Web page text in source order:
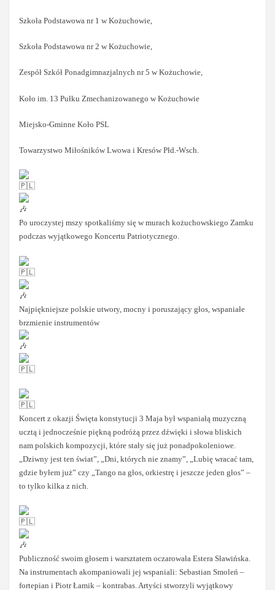
Szkoła Podstawowa nr 1 w Kożuchowie,
Szkoła Podstawowa nr 2 w Kożuchowie,
Zespół Szkół Ponadgimnazjalnych nr 5 w Kożuchowie,
Koło im. 13 Pułku Zmechanizowanego w Kożuchowie
Miejsko-Gminne Koło PSL
Towarzystwo Miłośników Lwowa i Kresów Płd.-Wsch.
Po uroczystej mszy spotkaliśmy się w murach kożuchowskiego Zamku
podczas wyjątkowego Koncertu Patriotycznego.
Najpiękniejsze polskie utwory, mocny i poruszający głos, wspaniałe
brzmienie instrumentów
Koncert z okazji Święta konstytucji 3 Maja był wspaniałą muzyczną
ucztą i jednocześnie piękną podróżą przez dźwięki i słowa bliskich
nam polskich kompozycji, które stały się już ponadpokoleniowe.
„Dziwny jest ten świat”, „Dni, których nie znamy”, „Lubię wracać tam,
gdzie byłem już” czy „Tango na głos, orkiestrę i jeszcze jeden głos” –
to tylko kilka z nich.
Publiczność swoim głosem i warsztatem oczarowała Estera Sławińska.
Na instrumentach akompaniowali jej wspaniali: Sebastian Smoleń –
fortepian i Piotr Łamik – kontrabas. Artyści stworzyli wyjątkowy